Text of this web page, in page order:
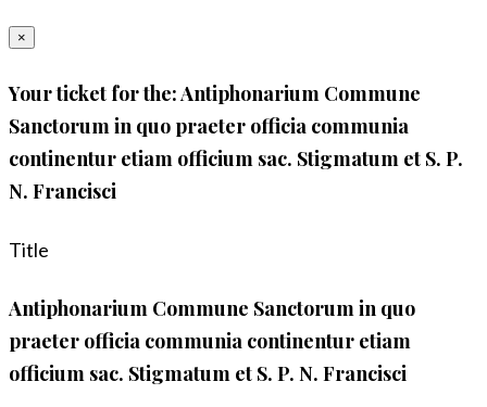
×
Your ticket for the: Antiphonarium Commune
Sanctorum in quo praeter officia communia
continentur etiam officium sac. Stigmatum et S. P.
N. Francisci
Title
Antiphonarium Commune Sanctorum in quo
praeter officia communia continentur etiam
officium sac. Stigmatum et S. P. N. Francisci